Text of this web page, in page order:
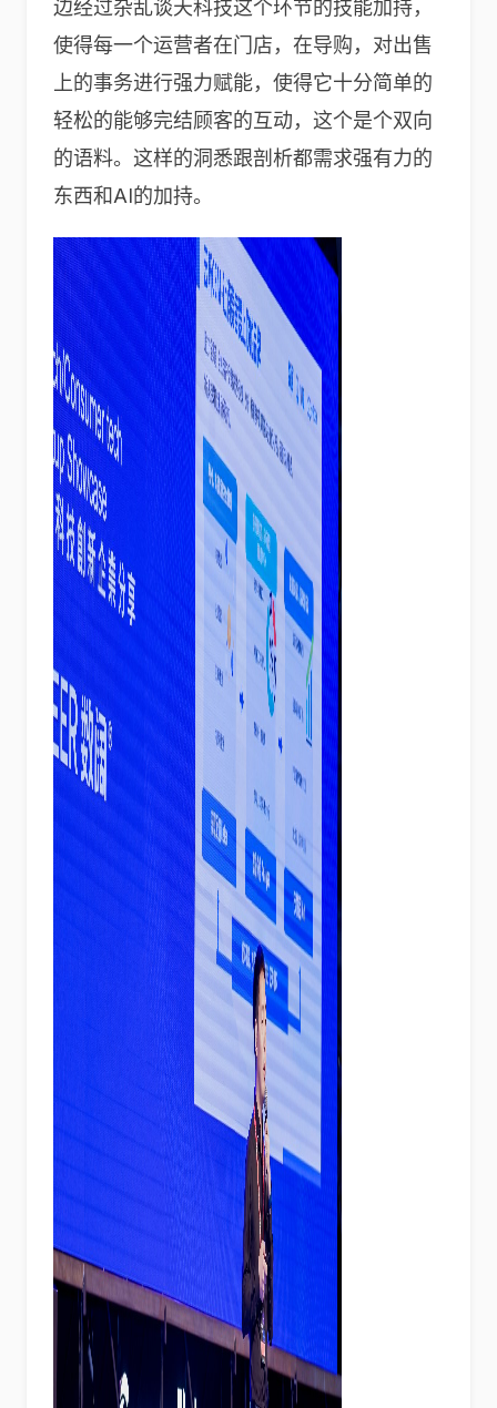
边经过杂乱谈天科技这个环节的技能加持，
使得每一个运营者在门店，在导购，对出售
上的事务进行强力赋能，使得它十分简单的
轻松的能够完结顾客的互动，这个是个双向
的语料。这样的洞悉跟剖析都需求强有力的
东西和AI的加持。